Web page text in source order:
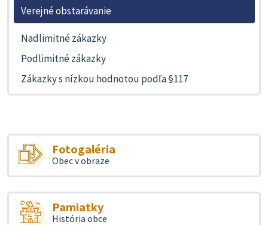
Verejné obstarávanie
Nadlimitné zákazky
Podlimitné zákazky
Zákazky s nízkou hodnotou podľa §117
Fotogaléria
Obec v obraze
Pamiatky
História obce